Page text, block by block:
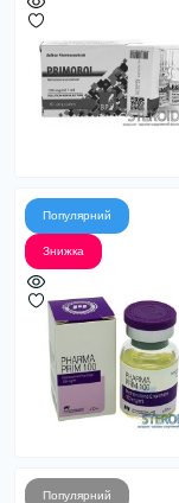
Популярний
Знижка
Популярний